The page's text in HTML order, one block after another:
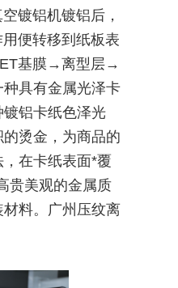
镀铝机镀铝后，
便转移到纸板表
基膜→离型层→
具有金属光泽卡
铝卡纸色泽光
烫金，为商品的
在卡纸表面*覆
贵美观的金属质
料。广州压纹离